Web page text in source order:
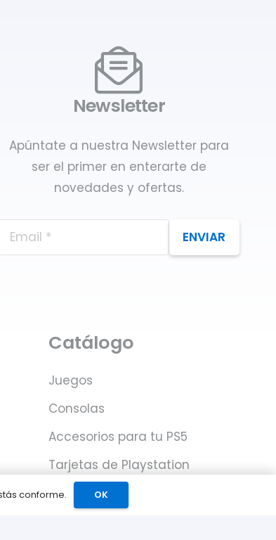
Newsletter
Apúntate a nuestra Newsletter para
ser el primer en enterarte de
novedades y ofertas.
ENVIAR
Catálogo
Juegos
Consolas
Accesorios para tu PS5
Tarjetas de Playstation
Network
conforme. OK